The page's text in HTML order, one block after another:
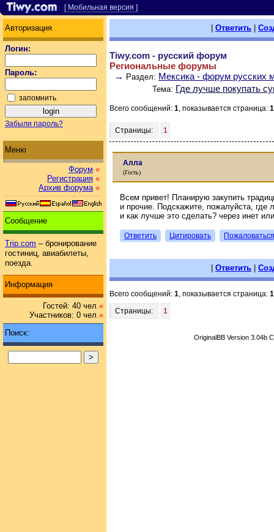
[ Мобильная версия ]
Авторизация
Логин:
Пароль:
запомнить
Забыли пароль?
Меню
Форум «
Регистрация «
Архив форума «
Сообщение
Trip.com – бронирование
гостиниц, авиабилеты,
поезда.
Информация
Гостей: 40 чел.«
Участников: 0 чел.«
Поиск:
Ответить
Tiwy.com - русский форум
Региональные форумы
→ Раздел: Мексика - форум русских
Тема: Где лучше покупать
Всего сообщений: 1, показывается страница: 1
Страницы: 1
Алла
(Гость)
Всем привет! Планирую закупить
и прочие. Подскажите, пожалуйста, где
и как лучше это сделать? через инет
Ответить Цитировать Пожаловаться
| Ответить |
Всего сообщений: 1 , показывается страница: 1
Страницы:
1
OriginalBB Version 3.04b